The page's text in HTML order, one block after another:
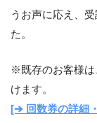
うお声に応え、
た。
※既存のお客様は
けます。
[➔ 回数券の詳細